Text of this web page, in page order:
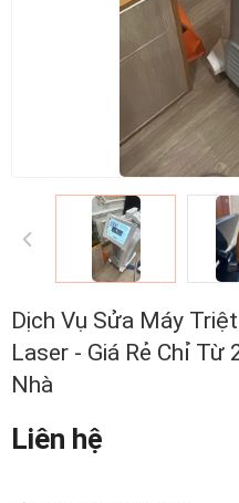
Dịch Vụ Sửa Máy
Laser - Giá Rẻ Chỉ Từ
Nhà
Liên hệ